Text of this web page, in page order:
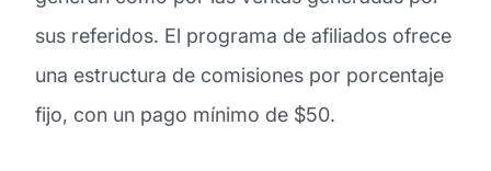
sus referidos. El programa de afiliados ofrece
una estructura de comisiones por porcentaje
fijo, con un pago mínimo de $50.